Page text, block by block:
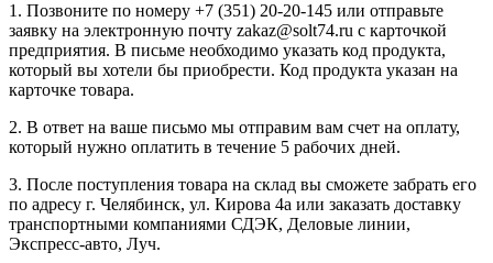
1. Позвоните по номеру +7 (351) 20-20-145 или отправьте
заявку на электронную почту zakaz@solt74.ru с карточкой
предприятия. В письме необходимо указать код продукта,
который вы хотели бы приобрести. Код продукта указан на
карточке товара.
2. В ответ на ваше письмо мы отправим вам счет на оплату,
который нужно оплатить в течение 5 рабочих дней.
3. После поступления товара на склад вы сможете забрать его
по адресу г. Челябинск, ул. Кирова 4а или заказать доставку
транспортными компаниями СДЭК, Деловые линии,
Экспресс-авто, Луч.